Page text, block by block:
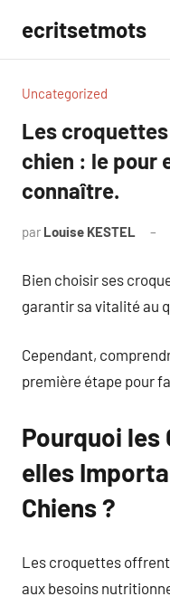
contenu
ecritsetmots
Uncategorized
Les
chien : le pour
connaître.
par Louise KESTEL
Bien choisir ses
garantir sa vitalité au
Cependant,
première étape pour
Pourquoi
elles
Chiens ?
Les croquettes
aux besoins